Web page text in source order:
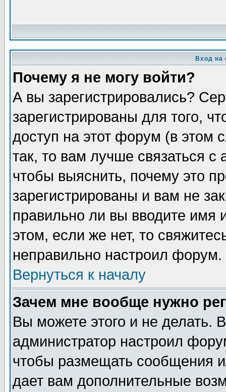
Вход на
Почему я не могу войти?
А вы зарегистрировались?
зарегистрированы для того,
доступ на этот форум (в этом
так, то вам лучше связаться
чтобы выяснить, почему это
зарегистрированы и вам не
правильно ли вы вводите
этом, если же нет, то
неправильно настроил форум.
Вернуться к началу
Зачем мне вообще нужно
Вы можете этого и не делать.
администратор настроил
чтобы размещать сообщения
дает вам дополнительные